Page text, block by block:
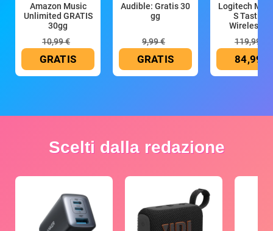
Amazon Music
Unlimited GRATIS
30gg
10,99 €
GRATIS
Audible: Gratis 30
gg
9,99 €
GRATIS
Logitech MX
S Tastiera
Wireless
119,99 €
84,99 €
Scelti dalla redazione